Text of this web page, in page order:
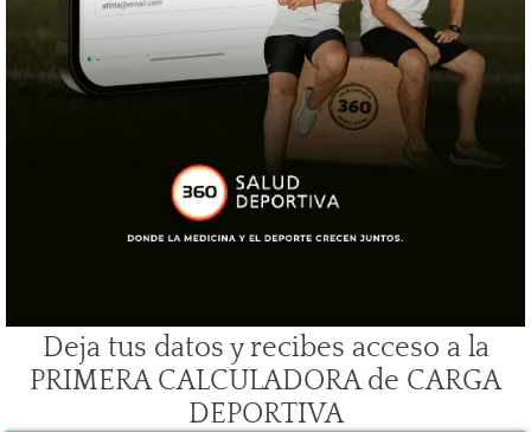
Deja tus datos y recibes acceso a la
PRIMERA CALCULADORA de CARGA
DEPORTIVA